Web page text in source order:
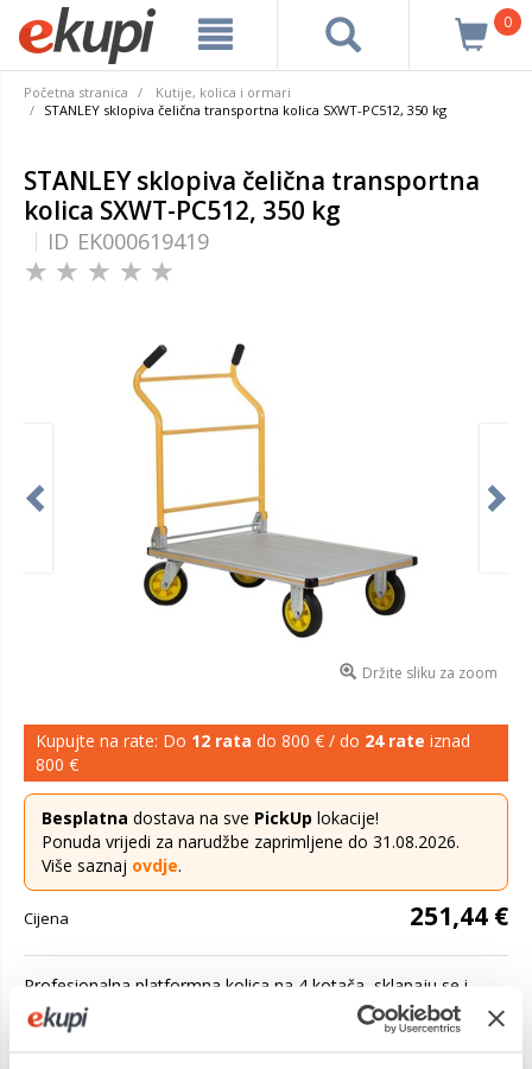
0
Početna stranica
Kutije, kolica i ormari
STANLEY sklopiva čelična transportna kolica SXWT-PC512, 350 kg
STANLEY sklopiva čelična transportna
kolica SXWT-PC512, 350 kg
ID EK000619419
Držite sliku za zoom
Kupujte na rate: Do 12 rata do 800 € / do 24 rate iznad
800 €
Besplatna dostava na sve PickUp lokacije!
Ponuda vrijedi za narudžbe zaprimljene do 31.08.2026.
Više saznaj ovdje.
Cijena 251,44 €
Profesionalna platformna kolica na 4 kotača, sklapaju se i
otvaraju u sekundi. Robusni dizajn izrađen od laganog i
izdržljivog polipropilena Čvrsta čelična čvrsta ručka za sigurno